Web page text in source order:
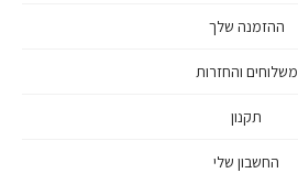
ההזמנה שלך
משלוחים והחזרות
תקנון
החשבון שלי